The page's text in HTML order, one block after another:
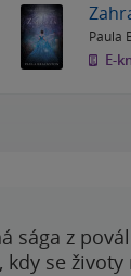
Paula
E-
sága z
kdy se